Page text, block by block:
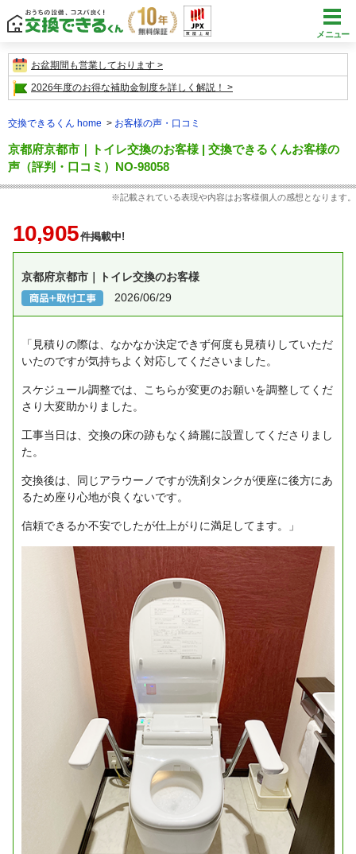
メニュー
お盆期間も営業しております
2026年度のお得な補助金制度を詳しく解説！
交換できるくん home お客様の声・口コミ
京都府京都市｜トイレ交換のお客様 | 交換できるくんお客様の
声（評判・口コミ）NO-98058
※記載されている表現や内容はお客様個人の感想となります。
10,905件掲載中!
京都府京都市｜トイレ交換のお客様
2026/06/29
「見積りの際は、なかなか決定できず何度も見積りしていただ
いたのですが気持ちよく対応してくださいました。
スケジュール調整では、こちらが変更のお願いを調整してくだ
さり大変助かりました。
工事当日は、交換の床の跡もなく綺麗に設置してくださりまし
た。
交換後は、同じアラウーノですが洗剤タンクが便座に後方にあ
るため座り心地が良くないです。
信頼できるか不安でしたが仕上がりに満足してます。」